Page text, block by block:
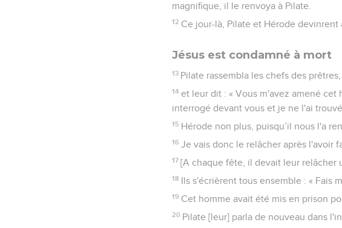
magnifique, il le renvoya à Pilate.
12 Ce jour-là, Pilate et Hérode devinrent
Jésus est condamné à mort
13 Pilate rassembla les chefs des
14 et leur dit : « Vous m'avez amené cet
interrogé devant vous et je ne l'ai
15 Hérode non plus, puisqu’il nous l'a
16 Je vais donc le relâcher après l'avoir
17 [A chaque fête, il devait leur relâcher
18 Ils s'écrièrent tous ensemble : « Fais
19 Cet homme avait été mis en prison
20 Pilate [leur] parla de nouveau dans